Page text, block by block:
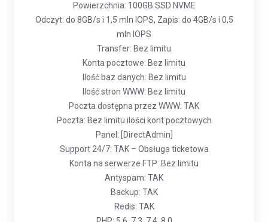
Powierzchnia: 100GB SSD NVME
Odczyt: do 8GB/s i 1,5 mln IOPS, Zapis: do 4GB/s i 0,5
mln IOPS
Transfer: Bez limitu
Konta pocztowe: Bez limitu
Ilość baz danych: Bez limitu
Ilość stron WWW: Bez limitu
Poczta dostępna przez WWW: TAK
Poczta: Bez limitu ilości kont pocztowych
Panel: [DirectAdmin]
Support 24/7: TAK – Obsługa ticketowa
Konta na serwerze FTP: Bez limitu
Antyspam: TAK
Backup: TAK
Redis: TAK